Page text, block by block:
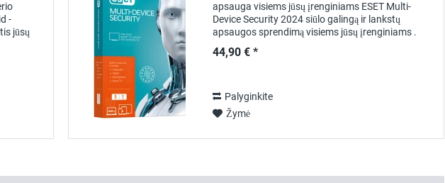
-
jūsų
,...
apsauga visiems jūsų įrenginiams ESET Multi-
Device Security 2024 siūlo galingą ir lankstų
apsaugos sprendimą visiems jūsų įrenginiams .
patikimai...
44,90 € *
Palyginkite
Žymė